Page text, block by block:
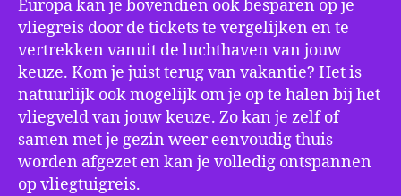
Europa kan je bovendien ook besparen op je
vliegreis door de tickets te vergelijken en te
vertrekken vanuit de luchthaven van jouw
keuze. Kom je juist terug van vakantie? Het is
natuurlijk ook mogelijk om je op te halen bij het
vliegveld van jouw keuze. Zo kan je zelf of
samen met je gezin weer eenvoudig thuis
worden afgezet en kan je volledig ontspannen
op vliegtuigreis.